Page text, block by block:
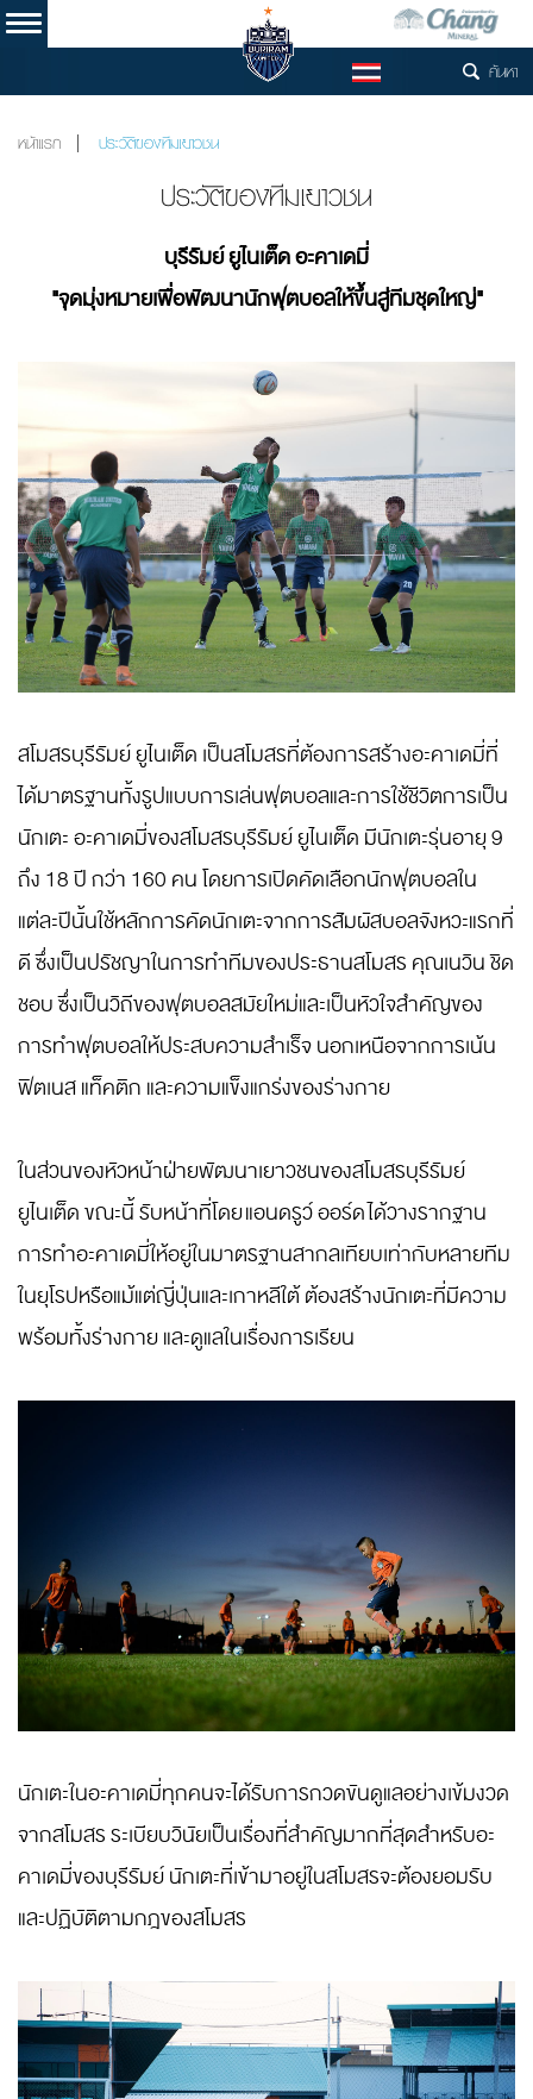
TH ค้นหา
หน้าแรก ประวัติของทีมเยาวชน
ประวัติของทีมเยาวชน
บุรีรัมย์ ยูไนเต็ด อะคาเดมี่
"จุดมุ่งหมายเพื่อพัฒนานักฟุตบอลให้ขึ้นสู่ทีมชุดใหญ่"
สโมสรบุรีรัมย์ ยูไนเต็ด เป็นสโมสรที่ต้องการสร้างอะคาเดมี่ที่
ได้มาตรฐานทั้งรูปแบบการเล่นฟุตบอลและการใช้ชีวิตการเป็น
นักเตะ อะคาเดมี่ของสโมสรบุรีรัมย์ ยูไนเต็ด มีนักเตะรุ่นอายุ 9
ถึง 18 ปี กว่า 160 คน โดยการเปิดคัดเลือกนักฟุตบอลใน
แต่ละปีนั้นใช้หลักการคัดนักเตะจากการสัมผัสบอลจังหวะแรกที่
ดี ซึ่งเป็นปรัชญาในการทำทีมของประธานสโมสร คุณเนวิน ชิด
ชอบ ซึ่งเป็นวิถีของฟุตบอลสมัยใหม่และเป็นหัวใจสำคัญของ
การทำฟุตบอลให้ประสบความสำเร็จ นอกเหนือจากการเน้น
ฟิตเนส แท็คติก และความแข็งแกร่งของร่างกาย
ในส่วนของหัวหน้าฝ่ายพัฒนาเยาวชนของสโมสรบุรีรัมย์
ยูไนเต็ด ขณะนี้ รับหน้าที่โดย แอนดรูว์ ออร์ด ได้วางรากฐาน
การทำอะคาเดมี่ให้อยู่ในมาตรฐานสากลเทียบเท่ากับหลายทีม
ในยุโรปหรือแม้แต่ญี่ปุ่นและเกาหลีใต้ ต้องสร้างนักเตะที่มีความ
พร้อมทั้งร่างกาย และดูแลในเรื่องการเรียน
นักเตะในอะคาเดมี่ทุกคนจะได้รับการกวดขันดูแลอย่างเข้มงวด
จากสโมสร ระเบียบวินัยเป็นเรื่องที่สำคัญมากที่สุดสำหรับอะ
คาเดมี่ของบุรีรัมย์ นักเตะที่เข้ามาอยู่ในสโมสรจะต้องยอมรับ
และปฏิบัติตามกฎของสโมสร